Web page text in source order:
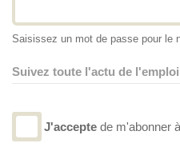
Saisissez un mot de passe pour le
Suivez toute l'actu de
J'accepte de m'abonner